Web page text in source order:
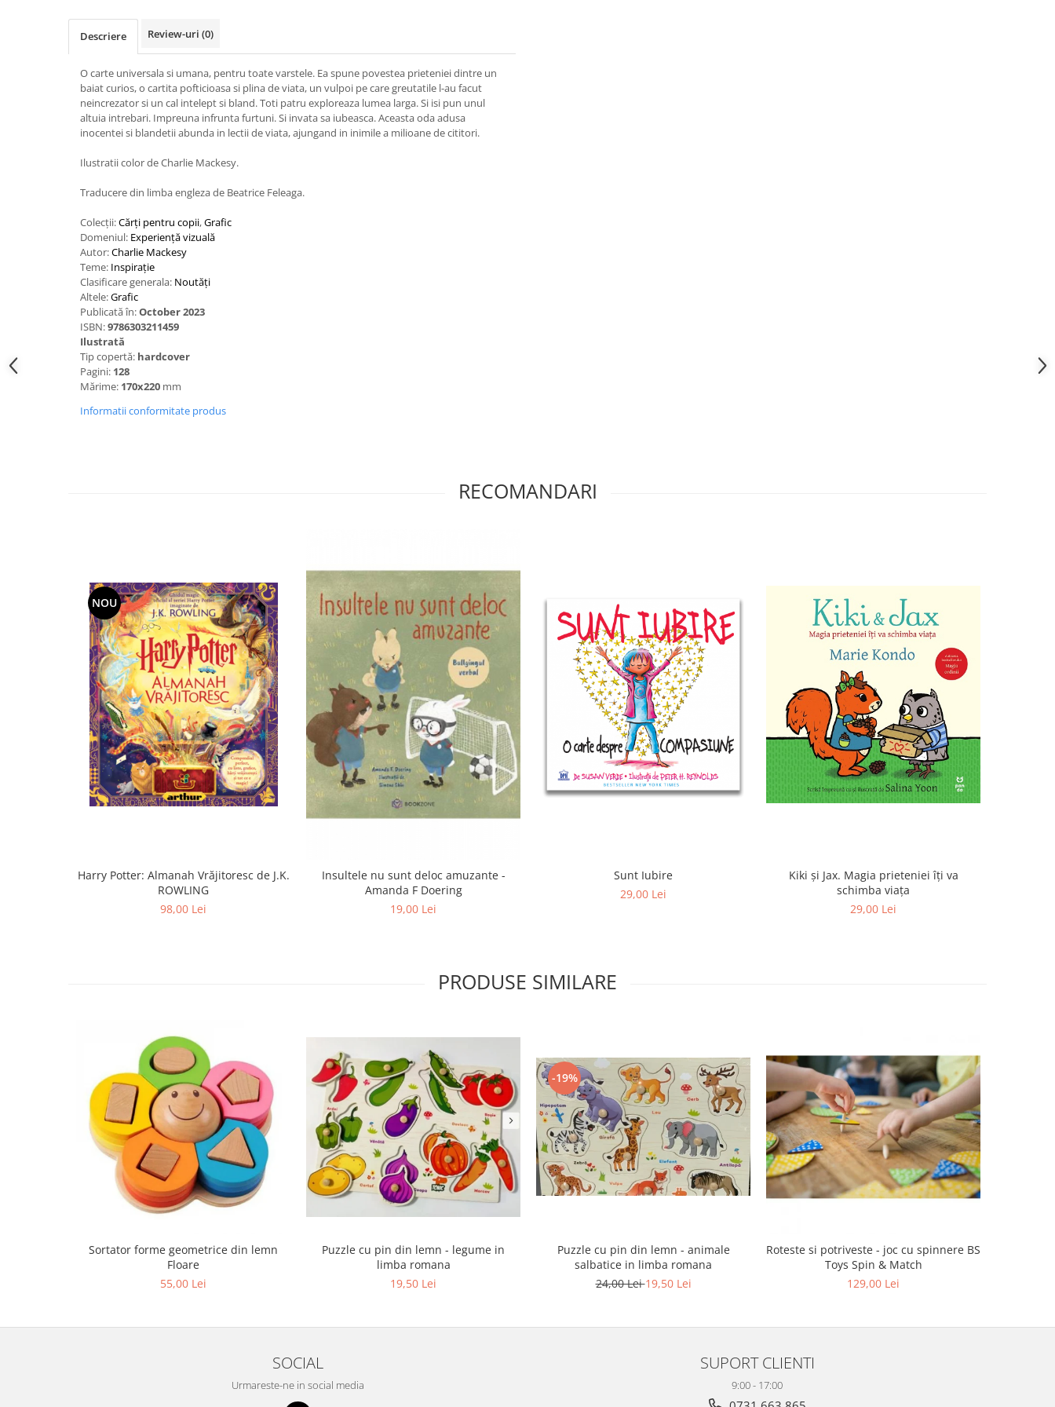
Descriere Review-uri (0)
O carte universala si umana, pentru toate varstele. Ea spune povestea prieteniei dintre un
baiat curios, o cartita pofticioasa si plina de viata, un vulpoi pe care greutatile l-au facut
neincrezator si un cal intelept si bland. Toti patru exploreaza lumea larga. Si isi pun unul
altuia intrebari. Impreuna infrunta furtuni. Si invata sa iubeasca. Aceasta oda adusa
inocentei si blandetii abunda in lectii de viata, ajungand in inimile a milioane de cititori.
Ilustratii color de Charlie Mackesy.
Traducere din limba engleza de Beatrice Feleaga.
Colecții:Cărţi pentru copii,Grafic
Domeniul: Experiență vizuală
Autor:Charlie Mackesy
Teme: Inspirație
Clasificare generala: Noutăți
Altele:Grafic
Publicată în:October 2023
ISBN:9786303211459
Ilustrată
Tip copertă: hardcover
Pagini: 128
Mărime: 170x220 mm
Informatii conformitate produs
RECOMANDARI
NOU
Harry Potter: Almanah Vrăjitoresc de J.K.
ROWLING
98,00 Lei
Insultele nu sunt deloc amuzante -
Amanda F Doering
19,00 Lei
Sunt Iubire
29,00 Lei
Kiki și Jax. Magia prieteniei îți va
schimba viața
29,00 Lei
PRODUSE SIMILARE
Sortator forme geometrice din lemn
Floare
55,00 Lei
Puzzle cu pin din lemn - legume in
limba romana
19,50 Lei
-19%
Puzzle cu pin din lemn - animale
salbatice in limba romana
24,00 Lei19,50 Lei
Roteste si potriveste - joc cu spinnere BS
Toys Spin & Match
129,00 Lei
SOCIAL
Urmareste-ne in social media
SUPORT CLIENTI
9:00 - 17:00